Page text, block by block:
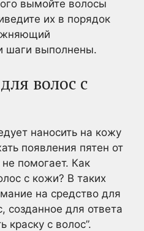
вымойте волосы
их в порядок
шаги выполнены.
волос с
наносить на кожу
появления пятен от
не помогает. Как
с кожи? В таких
на средство для
созданное для ответа
краску с волос”.